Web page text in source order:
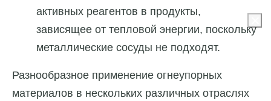
активных реагентов в продукты,
зависящее от тепловой энергии, поскольку
металлические сосуды не подходят.
Разнообразное применение огнеупорных
материалов в нескольких различных отраслях